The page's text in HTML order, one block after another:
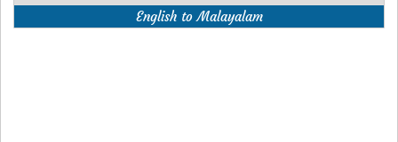
English to Malayalam